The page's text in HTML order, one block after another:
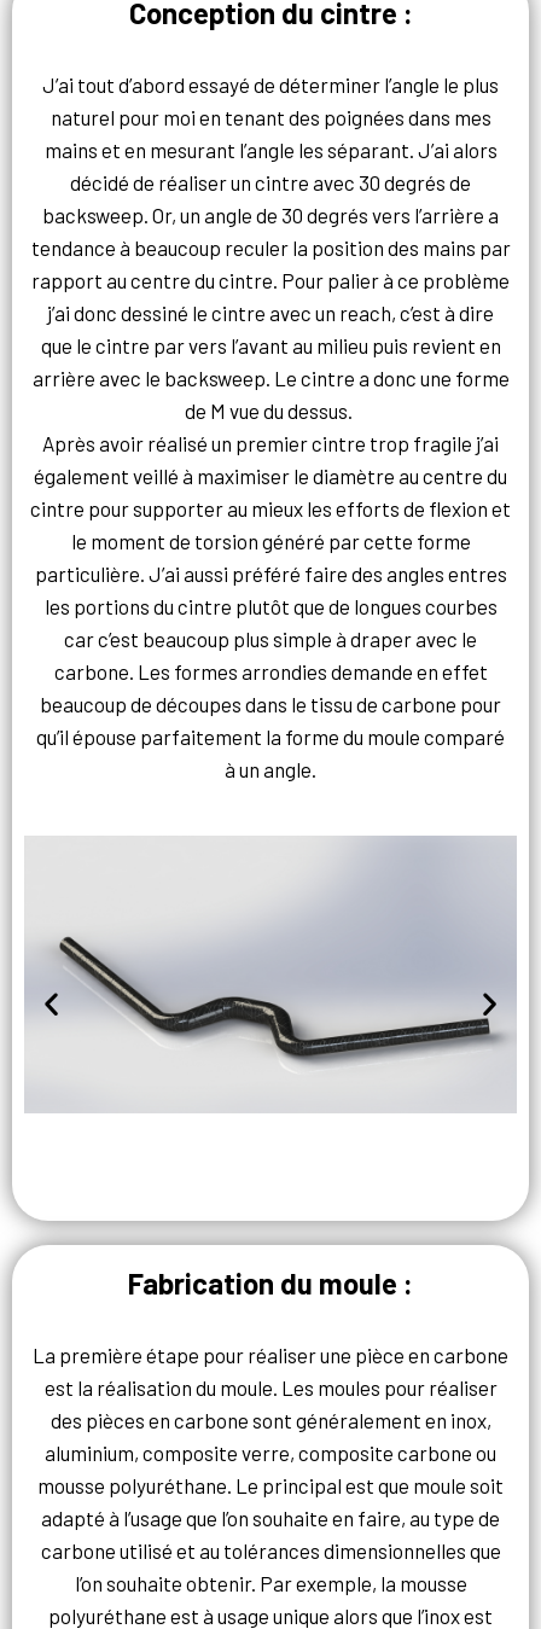
Conception du cintre :
J’ai tout d’abord essayé de déterminer l’angle le plus
naturel pour moi en tenant des poignées dans mes
mains et en mesurant l’angle les séparant. J’ai alors
décidé de réaliser un cintre avec 30 degrés de
backsweep. Or, un angle de 30 degrés vers l’arrière a
tendance à beaucoup reculer la position des mains par
rapport au centre du cintre. Pour palier à ce problème
j’ai donc dessiné le cintre avec un reach, c’est à dire
que le cintre par vers l’avant au milieu puis revient en
arrière avec le backsweep. Le cintre a donc une forme
de M vue du dessus.
Après avoir réalisé un premier cintre trop fragile j’ai
également veillé à maximiser le diamètre au centre du
cintre pour supporter au mieux les efforts de flexion et
le moment de torsion généré par cette forme
particulière. J’ai aussi préféré faire des angles entres
les portions du cintre plutôt que de longues courbes
car c’est beaucoup plus simple à draper avec le
carbone. Les formes arrondies demande en effet
beaucoup de découpes dans le tissu de carbone pour
qu’il épouse parfaitement la forme du moule comparé
à un angle.
Fabrication du moule :
La première étape pour réaliser une pièce en carbone
est la réalisation du moule. Les moules pour réaliser
des pièces en carbone sont généralement en inox,
aluminium, composite verre, composite carbone ou
mousse polyuréthane. Le principal est que moule soit
adapté à l’usage que l’on souhaite en faire, au type de
carbone utilisé et au tolérances dimensionnelles que
l’on souhaite obtenir. Par exemple, la mousse
polyuréthane est à usage unique alors que l’inox est